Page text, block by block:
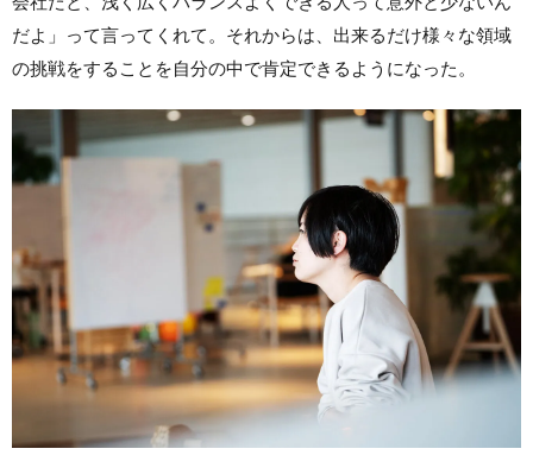
だよ」って言ってくれて。それからは、出来るだけ様々な領域
の挑戦をすることを自分の中で肯定できるようになった。